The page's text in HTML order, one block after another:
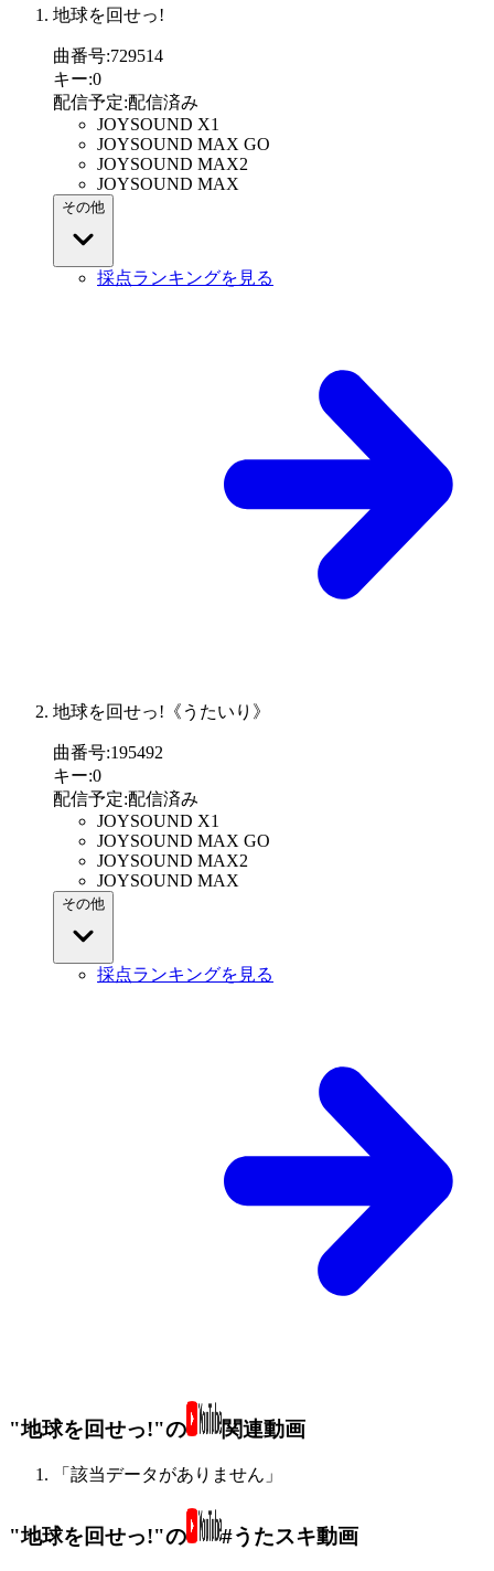
地球を回せっ!
曲番号:729514
キー:0
配信予定:配信済み
JOYSOUND X1
JOYSOUND MAX GO
JOYSOUND MAX2
JOYSOUND MAX
その他
採点ランキングを見る
地球を回せっ!《うたいり》
曲番号:195492
キー:0
配信予定:配信済み
JOYSOUND X1
JOYSOUND MAX GO
JOYSOUND MAX2
JOYSOUND MAX
その他
採点ランキングを見る
"地球を回せっ!"の 関連動画
「該当データがありません」
"地球を回せっ!"の #うたスキ動画